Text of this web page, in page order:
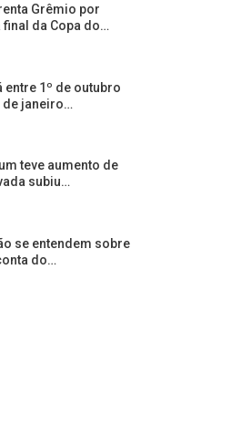
Grêmio por
final da Copa do…
entre 1º de outubro
de janeiro…
teve aumento de
subiu…
se entendem sobre
do…